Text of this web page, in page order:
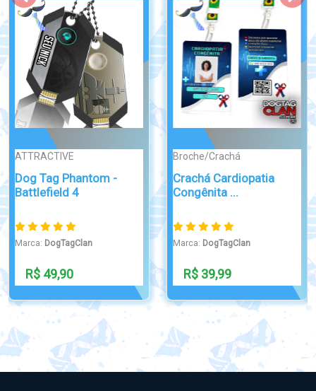
Broche/Crachá
Ímã Neodímio disco
pastilha ...
Marca: DogTagClan
R$ 12,00
DOMINÓ
Dominó Personalizado
Holográfico
Marca: DogTagClan
R$ 175,00